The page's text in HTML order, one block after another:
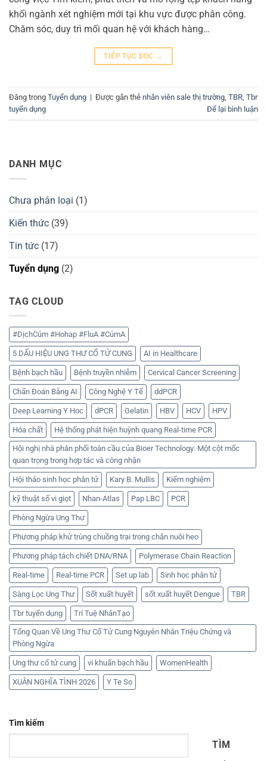
khối ngành xét nghiệm mới tại khu vực được phân công.
Chăm sóc, duy trì mối quan hệ với khách hàng…
TIẾP TỤC ĐỌC →
Đăng trong Tuyển dụng | Được gắn thẻ nhân viên sale thị trường TBR Tbr
tuyển dụng
Để lại bình luận
DANH MỤC
Chưa phân loại (1)
Kiến thức (39)
Tin tức (17)
Tuyển dụng (2)
TAG CLOUD
#DịchCúm #Hohap #FluA #CúmA
5 DẤU HIỆU UNG THƯ CỔ TỬ CUNG AI in Healthcare
Bệnh bạch hầu Bệnh truyền nhiễm Cervical Cancer Screening
Chẩn Đoán Bằng AI Công Nghệ Y Tế ddPCR
Deep Learning Y Hoc dPCR Gelatin HBV HCV HPV
Hóa chất Hệ thống phát hiện huỳnh quang Real-time PCR
Hội nghị nhà phân phối toàn cầu của Bioer Technology: Một cột mốc
quan trọng trong hợp tác và công nhận
Hội thảo sinh học phân tử Kary B. Mullis Kiểm nghiệm
kỹ thuật số vi giọt Nhan-Atlas Pap LBC PCR
Phòng Ngừa Ung Thư
Phương pháp khử trùng chuồng trại trong chăn nuôi heo
Phương pháp tách chiết DNA/RNA Polymerase Chain Reaction
Real-time Real-time PCR Set up lab Sinh học phân tử
Sàng Lọc Ung Thư Sốt xuất huyết sốt xuất huyết Dengue TBR
Tbr tuyển dụng Trí Tuệ NhânTạo
Tổng Quan Về Ung Thư Cổ Tử Cung Nguyên Nhân Triệu Chứng và
Phòng Ngừa
Ung thư cổ tử cung vi khuẩn bạch hầu WomenHealth
XUÂN NGHĨA TÌNH 2026 Y Te So
Tìm kiếm
TÌM